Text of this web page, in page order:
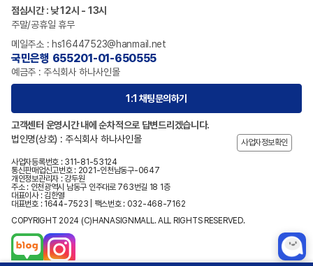
점심시간 : 낮 12시 - 13시
주말/공휴일 휴무
메일주소 : hs16447523@hanmail.net
국민은행 655201-01-650555
예금주 : 주식회사 하나사인몰
1:1 채팅문의하기
고객센터 운영시간 내에 순차적으로 답변드리겠습니다.
법인명(상호) : 주식회사 하나사인몰
사업자정보확인
사업자등록번호 : 311-81-53124
통신판매업신고번호 : 2021-인천남동구-0647
개인정보관리자 : 강두원
주소 : 인천광역시 남동구 인주대로 763번길 18 1층
대표이사 : 김한열
대표번호 : 1644-7523 | 팩스번호 : 032-468-7162
COPYRIGHT 2024 (C)HANASIGNMALL. ALL RIGHTS RESERVED.